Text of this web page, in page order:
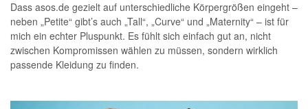
Dass asos.de gezielt auf unterschiedliche Körpergrößen eingeht –
neben „Petite“ gibt’s auch „Tall“, „Curve“ und „Maternity“ – ist für
mich ein echter Pluspunkt. Es fühlt sich einfach gut an, nicht
zwischen Kompromissen wählen zu müssen, sondern wirklich
passende Kleidung zu finden.